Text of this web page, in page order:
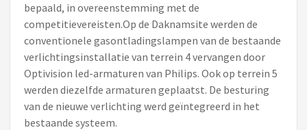
bepaald, in overeenstemming met de
competitievereisten.Op de Daknamsite werden de
conventionele gasontladingslampen van de bestaande
verlichtingsinstallatie van terrein 4 vervangen door
Optivision led-armaturen van Philips. Ook op terrein 5
werden diezelfde armaturen geplaatst. De besturing
van de nieuwe verlichting werd geïntegreerd in het
bestaande systeem.